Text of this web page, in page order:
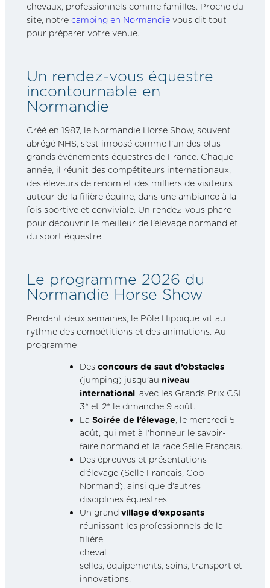
chevaux, professionnels comme familles. Proche du
site, notre camping en Normandievous dit tout
pour préparer votre venue.
Un rendez-vous équestre
incontournable en
Normandie
Créé en 1987, le Normandie Horse Show, souvent
abrégé NHS, s’est imposé comme l’un des plus
grands événements équestres de France. Chaque
année, il réunit des compétiteurs internationaux,
des éleveurs de renom et des milliers de visiteurs
autour de la filière équine, dans une ambiance à la
fois sportive et conviviale. Un rendez-vous phare
pour découvrir le meilleur de l’élevage normand et
du sport équestre.
Le programme 2026 du
Normandie Horse Show
Pendant deux semaines, le Pôle Hippique vit au
rythme des compétitions et des animations. Au
programme
Des concours de saut d’obstacles
(jumping) jusqu’au niveau
international, avec les Grands Prix CSI
3* et 2* le dimanche 9 août.
La Soirée de l’élevage , le mercredi 5
août, qui met à l’honneur le savoir-
faire normand et la race Selle Français.
Des épreuves et présentations
d’élevage (Selle Français, Cob
Normand), ainsi que d’autres
disciplines équestres.
Un grand village d’exposants
réunissant les professionnels de la
filière
selles, équipements, soins, transport et
innovations.